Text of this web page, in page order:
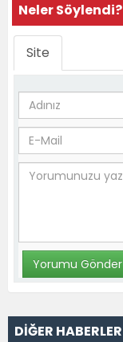
Neler Söylendi?
Site
DİĞER HABERLER